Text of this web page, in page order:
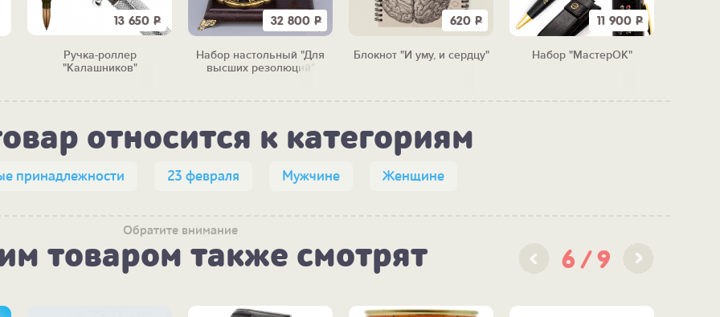
13 650 Р
Ручка-роллер
"Калашников"
32 800 Р
Набор настольный "Для
высших резолюций"
620 Р
Блокнот "И уму, и сердцу"
11 900 Р
Набор "МастерОК"
относится к категориям
принадлежности 23 февраля Мужчине Женщине
Обратите внимание
товаром также смотрят 6 9